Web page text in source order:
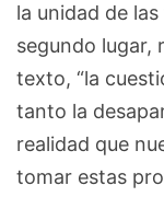
la unidad de
segundo lugar,
texto, “la
tanto la
realidad que
tomar estas